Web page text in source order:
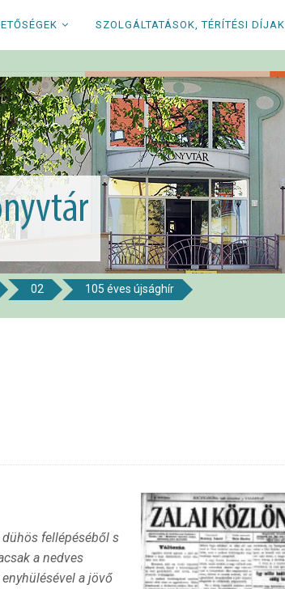
SZOLGÁLTATÁSOK, TÉRÍTÉSI DÍJAK
02 105 éves újsághír
fellépéséből s
a nedves
a jövő